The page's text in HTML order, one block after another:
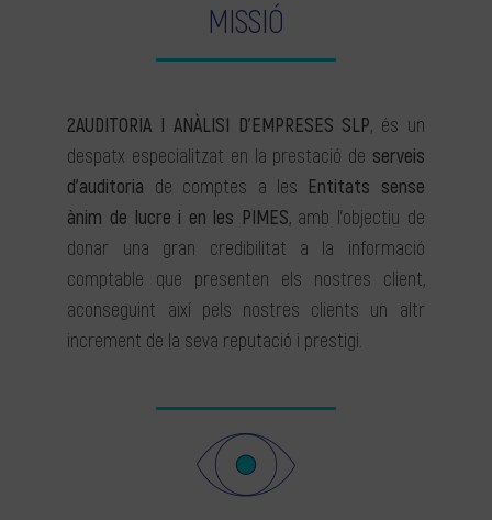
MISSIÓ
2AUDITORIA I ANÀLISI D’EMPRESES SLP, és un
despatx especialitzat en la prestació de serveis
d’auditoria de comptes a les Entitats sense
ànim de lucre i en les PIMES, amb l’objectiu de
donar una gran credibilitat a la informació
comptable que presenten els nostres client,
aconseguint així pels nostres clients un altr
increment de la seva reputació i prestigi.